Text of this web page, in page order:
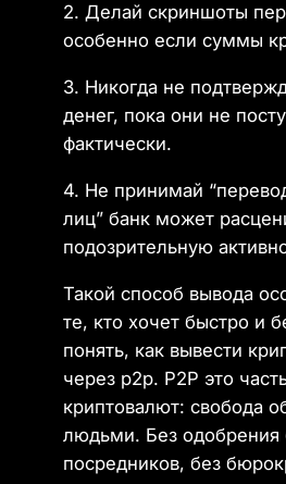
2. Делай скриншоты
особенно если суммы
3. Никогда не
денег, пока они не
фактически.
4. Не принимай
лиц” банк может
подозрительную
Такой способ вывода
те, кто хочет быстро и
понять, как вывести
через p2p. P2P это
криптовалют: свобода
людьми. Без одобрения
посредников, без